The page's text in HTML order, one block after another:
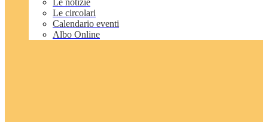
Le notizie
Le circolari
Calendario eventi
Albo Online